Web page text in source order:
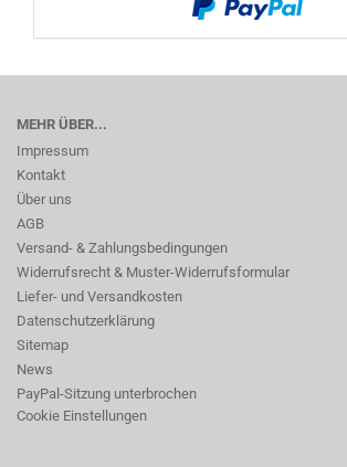
MEHR ÜBER...
Impressum
Kontakt
Über uns
AGB
Versand- & Zahlungsbedingungen
Widerrufsrecht & Muster-Widerrufsformular
Liefer- und Versandkosten
Datenschutzerklärung
Sitemap
News
PayPal-Sitzung unterbrochen
Cookie Einstellungen